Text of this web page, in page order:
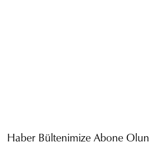
Haber Bültenimize Abone Olun